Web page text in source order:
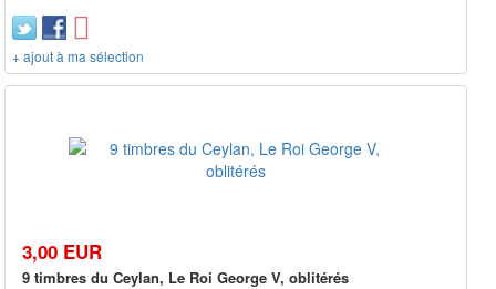
+ ajout à ma sélection
3,00 EUR
9 timbres du Ceylan, Le Roi George V, oblitérés